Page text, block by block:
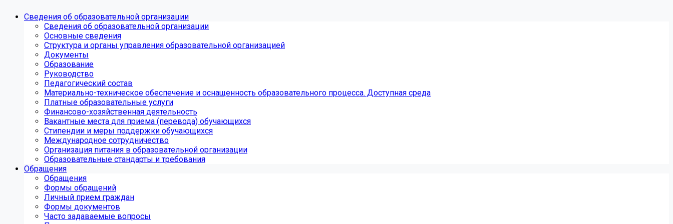
Сведения об образовательной организации
Сведения об образовательной организации
Основные сведения
Структура и органы управления образовательной организацией
Документы
Образование
Руководство
Педагогический состав
Материально-техническое обеспечение и оснащенность образовательного процесса. Доступная среда
Платные образовательные услуги
Финансово-хозяйственная деятельность
Вакантные места для приема (перевода) обучающихся
Стипендии и меры поддержки обучающихся
Международное сотрудничество
Организация питания в образовательной организации
Образовательные стандарты и требования
Обращения
Обращения
Формы обращений
Личный прием граждан
Формы документов
Часто задаваемые вопросы